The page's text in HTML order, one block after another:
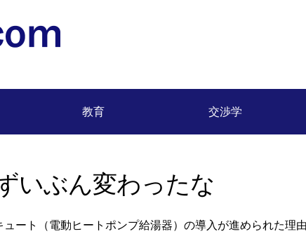
教育 交渉学
いぶん変わったな
ート（電動ヒートポンプ給湯器）の導入が進められた理